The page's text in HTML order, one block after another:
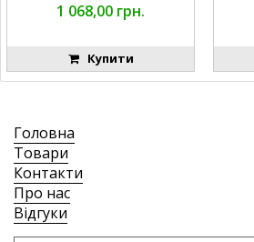
1 068,00 грн.
Купити
Головна
Товари
Контакти
Про нас
Відгуки